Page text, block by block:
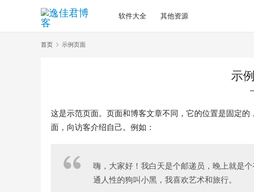
软件大全 其他资源
首页 示例页面
示
这是示范页面。页面和博客文章不同，它的位置是固定
面，向访客介绍自己。例如：
嗨，大家好！我白天是个邮递员，晚上就是
通人性的狗叫小黑，我喜欢艺术和旅行。